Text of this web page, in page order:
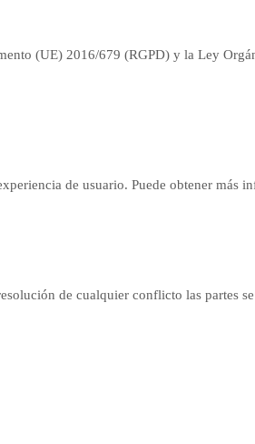
(UE) 2016/679 (RGPD) y la Ley
de usuario. Puede obtener más
de cualquier conflicto las partes